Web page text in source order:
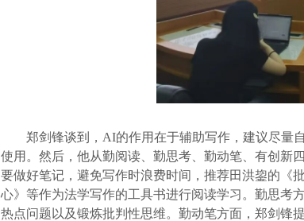
郑剑锋谈到，AI的作用在于辅助写作，建议尽量
使用。然后，他从勤阅读、勤思考、勤动笔、有创新
要做好笔记，避免写作时浪费时间，推荐田洪鋆的《
心》等作为法学写作的工具书进行阅读学习。勤思考
热点问题以及锻炼批判性思维。勤动笔方面，郑剑锋